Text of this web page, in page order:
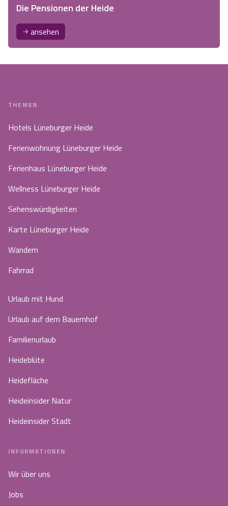
Die Pensionen der Heide
ansehen
THEMEN
Hotels Lüneburger Heide
Ferienwohnung Lüneburger Heide
Ferienhaus Lüneburger Heide
Wellness Lüneburger Heide
Sehenswürdigkeiten
Karte Lüneburger Heide
Wandern
Fahrrad
Urlaub mit Hund
Urlaub auf dem Bauernhof
Familienurlaub
Heideblüte
Heidefläche
Heideinsider Natur
Heideinsider Stadt
INFORMATIONEN
Wir über uns
Jobs